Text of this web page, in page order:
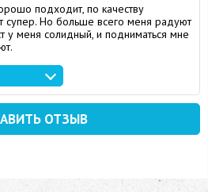
подходит, по качеству
супер. Но больше всего меня радуют
у меня солидный, и подниматься мне
ОТЗЫВ